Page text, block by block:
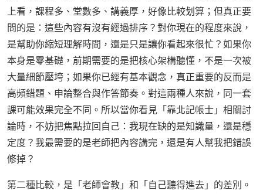
上看，課程多、堂數多、講義厚，好像比較划算；但真正要
問的是：這些內容有沒有經過排序？對你現在的程度來說，
是幫助你縮短理解時間，還是只是讓你看起來很忙？如果你
本身是零基礎，前期需要的是把核心架構聽懂，不是一次被
大量細節壓垮；如果你已經有基本觀念，真正重要的反而是
高頻錯題、申論整合與作答節奏。對這兩種人來說，同一套
課可能效果完全不同。所以當你看見「靠北記帳士」相關討
論時，不妨把焦點拉回自己：我現在缺的是知識量，還是穩
定度？我最需要的是老師把內容講完，還是有人幫我把錯誤
修掉？
第二種比較，是「老師會教」和「自己聽得進去」的差別。